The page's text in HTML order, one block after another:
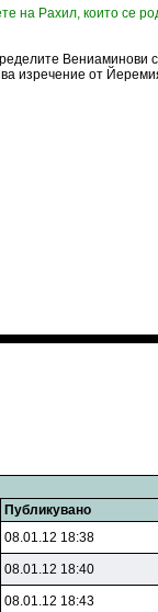
на Рахил, които се
Вениаминови
изречение от
Публикувано
08.01.12 18:38
08.01.12 18:40
08.01.12 18:43